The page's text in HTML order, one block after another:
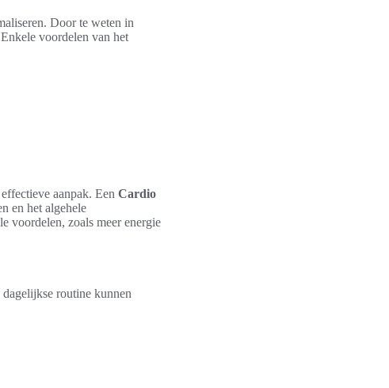
Door te weten in
voordelen van het
aanpak. Een Cardio
en het algehele
voordelen, zoals meer energie
routine kunnen